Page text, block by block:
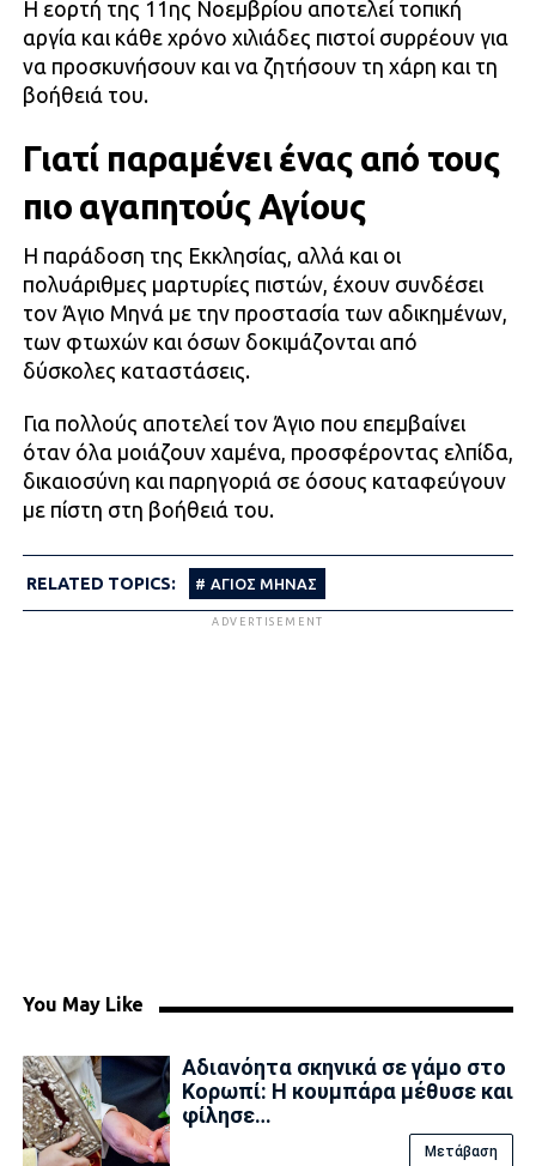
Η εορτή της 11ης Νοεμβρίου αποτελεί τοπική
αργία και κάθε χρόνο χιλιάδες πιστοί συρρέουν για
να προσκυνήσουν και να ζητήσουν τη χάρη και τη
βοήθειά του.
Γιατί παραμένει ένας από τους
πιο αγαπητούς Αγίους
Η παράδοση της Εκκλησίας, αλλά και οι
πολυάριθμες μαρτυρίες πιστών, έχουν συνδέσει
τον Άγιο Μηνά με την προστασία των αδικημένων,
των φτωχών και όσων δοκιμάζονται από
δύσκολες καταστάσεις.
Για πολλούς αποτελεί τον Άγιο που επεμβαίνει
όταν όλα μοιάζουν χαμένα, προσφέροντας ελπίδα,
δικαιοσύνη και παρηγοριά σε όσους καταφεύγουν
με πίστη στη βοήθειά του.
RELATED TOPICS: ΆΓΙΟΣ ΜΗΝΆΣ
ADVERTISEMENT
You May Like
Αδιανόητα σκηνικά σε γάμο στο
Κορωπί: Η κουμπάρα μέθυσε και
φίλησε…
Μετάβαση